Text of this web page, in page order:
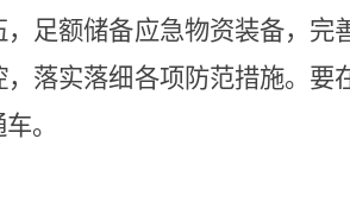
足额储备应急物资装备，完
落实落细各项防范措施。要
。